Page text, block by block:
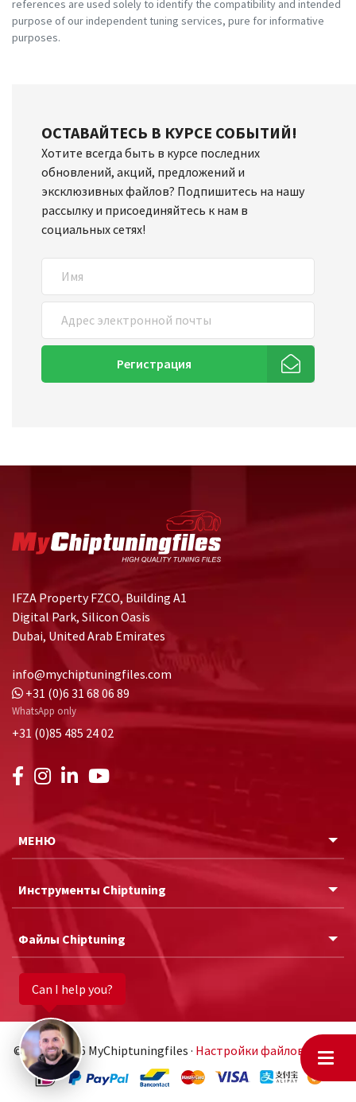
references are used solely to identify the compatibility and intended
purpose of our independent tuning services, pure for informative
purposes.
ОСТАВАЙТЕСЬ В КУРСЕ СОБЫТИЙ!
Хотите всегда быть в курсе последних
обновлений, акций, предложений и
эксклюзивных файлов? Подпишитесь на нашу
рассылку и присоединяйтесь к нам в
социальных сетях!
Регистрация
IFZA Property FZCO, Building A1
Digital Park, Silicon Oasis
Dubai, United Arab Emirates
info@mychiptuningfiles.com
+31 (0)6 31 68 06 89
WhatsApp only
+31 (0)85 485 24 02
МЕНЮ
Инструменты Chiptuning
Файлы Chiptuning
© 2011 - 2026 MyChiptuningfiles · Настройки файлов cookie
Can I help you?